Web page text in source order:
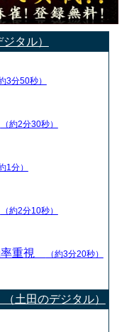
タル）
3分50秒）
（約2分30秒）
1分）
（約2分10秒）
率重視 （約3分20秒）
土田のデジタル）